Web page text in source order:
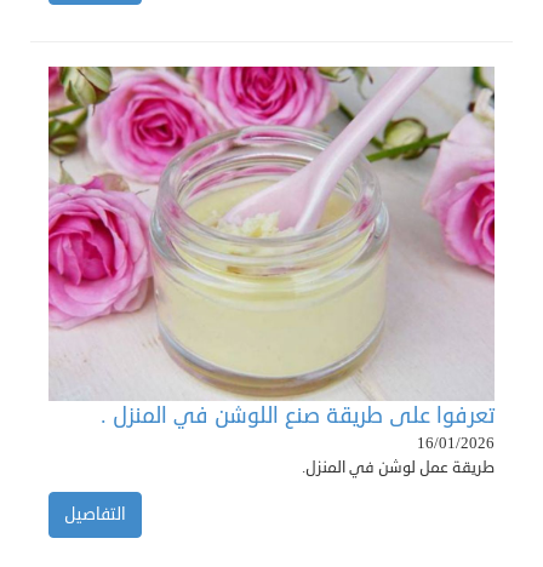
تعرفوا على طريقة صنع اللوشن في المنزل .
16/01/2026
طريقة عمل لوشن في المنزل.
التفاصيل